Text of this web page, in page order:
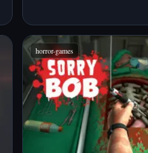
kamu ingin…
horror-games